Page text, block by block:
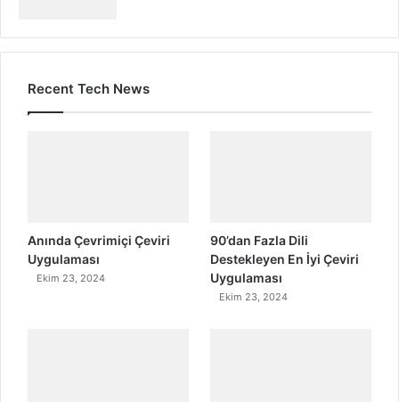
Recent Tech News
Anında Çevrimiçi Çeviri
Uygulaması
Ekim 23, 2024
90’dan Fazla Dili
Destekleyen En İyi Çeviri
Uygulaması
Ekim 23, 2024